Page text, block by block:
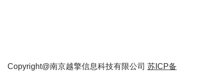
Copyright@南京越擎信息科技有限公司 苏ICP备